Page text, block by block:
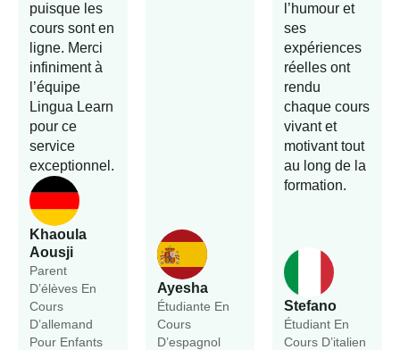
Khaoula
Aousji
Parent
D’élèves En
Cours
D’allemand
Pour Enfants
puisque les
cours sont en
ligne. Merci
infiniment à
l’équipe
Lingua Learn
pour ce
service
exceptionnel.
Ayesha
Étudiante En
Cours
D’espagnol
Stefano
Étudiant En
Cours D’italien
l’humour et
ses
expériences
réelles ont
rendu
chaque cours
vivant et
motivant tout
au long de la
formation.